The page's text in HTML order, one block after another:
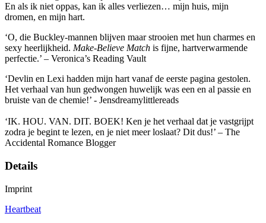
En als ik niet oppas, kan ik alles verliezen… mijn huis, mijn
dromen, en mijn hart.
‘O, die Buckley-mannen blijven maar strooien met hun charmes en
sexy heerlijkheid. Make-Believe Match is fijne, hartverwarmende
perfectie.’ – Veronica’s Reading Vault
‘Devlin en Lexi hadden mijn hart vanaf de eerste pagina gestolen.
Het verhaal van hun gedwongen huwelijk was een en al passie en
bruiste van de chemie!’ - Jensdreamylittlereads
‘IK. HOU. VAN. DIT. BOEK! Ken je het verhaal dat je vastgrijpt
zodra je begint te lezen, en je niet meer loslaat? Dit dus!’ – The
Accidental Romance Blogger
Details
Imprint
Heartbeat